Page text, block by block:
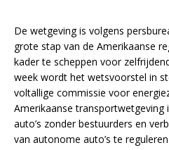
De wetgeving is volgens
grote stap van de Amerikaanse
kader te scheppen voor
week wordt het wetsvoorstel in
voltallige commissie voor
Amerikaanse
auto’s zonder bestuurders en
van autonome auto’s te